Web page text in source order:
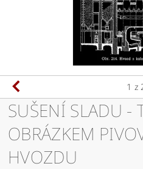
1 z
SUŠENÍ SLADU -
OBRÁZKEM
HVOZDU